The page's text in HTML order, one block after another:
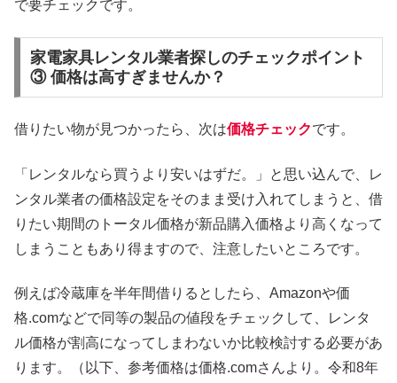
で要チェックです。
家電家具レンタル業者探しのチェックポイント
③ 価格は高すぎませんか？
借りたい物が見つかったら、次は価格チェックです。
「レンタルなら買うより安いはずだ。」と思い込んで、レ
ンタル業者の価格設定をそのまま受け入れてしまうと、借
りたい期間のトータル価格が新品購入価格より高くなって
しまうこともあり得ますので、注意したいところです。
例えば冷蔵庫を半年間借りるとしたら、Amazonや価
格.comなどで同等の製品の値段をチェックして、レンタ
ル価格が割高になってしまわないか比較検討する必要があ
ります。（以下、参考価格は価格.comさんより。令和8年